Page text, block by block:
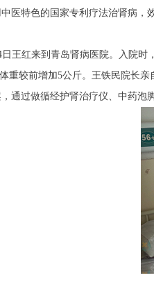
医特色的国家专利疗法治肾病，
红来到青岛肾病医院。入院时
重较前增加5公斤。王铁民院长
通过做循经护肾治疗仪、中药泡